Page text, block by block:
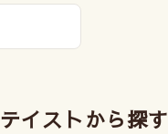
テイストから探す